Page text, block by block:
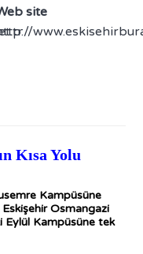
site
Kısa Yolu
Kampüsüne
Osmangazi
Eylül Kampüsüne tek